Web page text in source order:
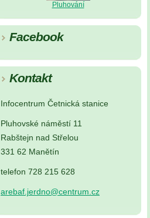
Pluhování
Facebook
Kontakt
Infocentrum Četnická stanice
Pluhovské náměstí 11
Rabštejn nad Střelou
331 62 Manětín
telefon 728 215 628
arebaf.jerdno@centrum.cz